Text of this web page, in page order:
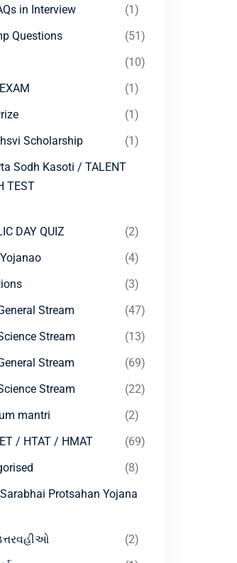
in Interview
(1)
Questions
(51)
(10)
(1)
(1)
Scholarship
(1)
Sodh Kasoti / TALENT
TEST
DAY QUIZ
(2)
(4)
(3)
Stream
(47)
Stream
(13)
Stream
(69)
Stream
(22)
mantri
(2)
/ HTAT / HMAT
(69)
(8)
Protsahan Yojana
(2)